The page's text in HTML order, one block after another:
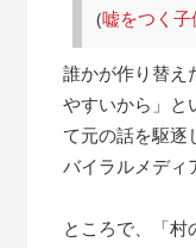
(嘘をつく
誰かが作り替え
やすいから」と
て元の話を駆逐
バイラルメディ
ところで、「村